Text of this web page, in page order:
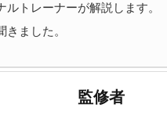
ルトレーナーが解説します。
ました。
監修者